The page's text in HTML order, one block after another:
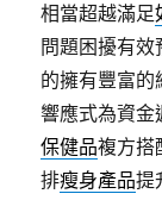
相當超越滿足
問題困擾有效
的擁有豐富的
響應式為資金
保健品複方搭
排瘦身產品提